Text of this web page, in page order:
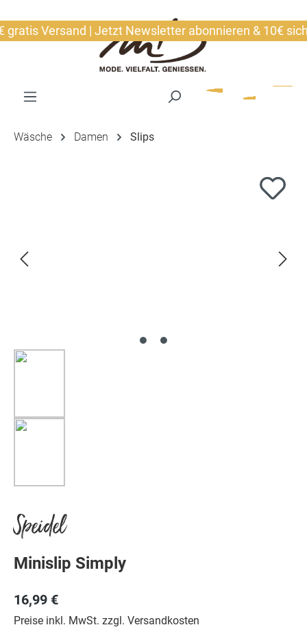
Versand | Jetzt Newsletter abonnieren & 10€
Wäsche Damen Slips
Speidel
Minislip Simply
16,99 €
Preise inkl. MwSt. zzgl. Versandkosten